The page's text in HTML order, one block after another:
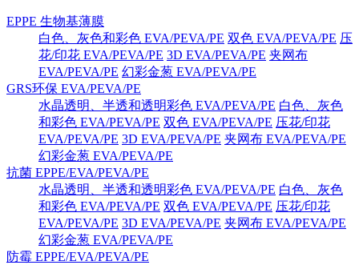
EPPE 生物基薄膜
白色、灰色和彩色 EVA/PEVA/PE 双色 EVA/PEVA/PE 压
花/印花 EVA/PEVA/PE 3D EVA/PEVA/PE 夹网布
EVA/PEVA/PE 幻彩金葱 EVA/PEVA/PE
GRS环保 EVA/PEVA/PE
水晶透明、半透和透明彩色 EVA/PEVA/PE 白色、灰色
和彩色 EVA/PEVA/PE 双色 EVA/PEVA/PE 压花/印花
EVA/PEVA/PE 3D EVA/PEVA/PE 夹网布 EVA/PEVA/PE
幻彩金葱 EVA/PEVA/PE
抗菌 EPPE/EVA/PEVA/PE
水晶透明、半透和透明彩色 EVA/PEVA/PE 白色、灰色
和彩色 EVA/PEVA/PE 双色 EVA/PEVA/PE 压花/印花
EVA/PEVA/PE 3D EVA/PEVA/PE 夹网布 EVA/PEVA/PE
幻彩金葱 EVA/PEVA/PE
防霉 EPPE/EVA/PEVA/PE